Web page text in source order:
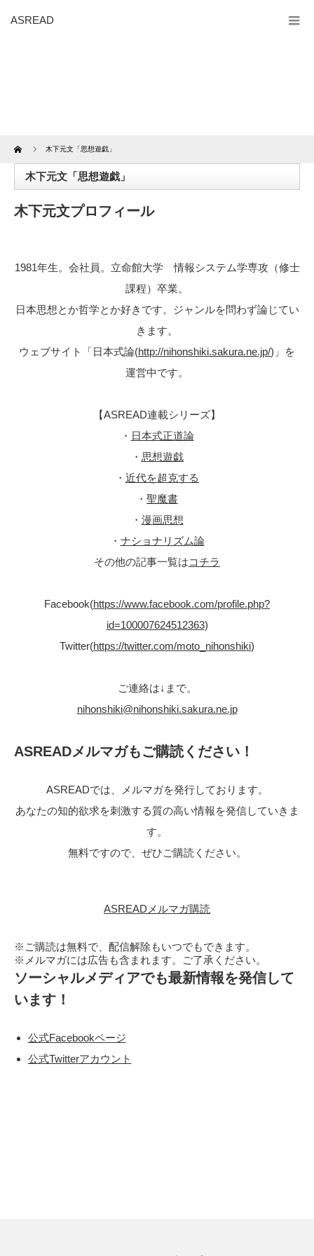
ASREAD
Home 木下元文「思想遊戯」
木下元文「思想遊戯」
木下元文プロフィール
1981年生。会社員。立命館大学 情報システム学専攻（修士
課程）卒業。
日本思想とか哲学とか好きです。ジャンルを問わず論じてい
きます。
ウェブサイト「日本式論(http://nihonshiki.sakura.ne.jp/)」を
運営中です。
【ASREAD連載シリーズ】
・ 日本式正道論
・ 思想遊戯
・ 近代を超克する
・ 聖魔書
・ 漫画思想
・ ナショナリズム論
その他の記事一覧はコチラ
Facebook(https://www.facebook.com/profile.php?
id=100007624512363)
Twitter(https://twitter.com/moto_nihonshiki)
ご連絡は↓まで。
nihonshiki@nihonshiki.sakura.ne.jp
ASREADメルマガもご購読ください！
ASREADでは、メルマガを発行しております。
あなたの知的欲求を刺激する質の高い情報を発信していきま
す。
無料ですので、ぜひご購読ください。
ASREADメルマガ購読
※ご購読は無料で、配信解除もいつでもできます。
※メルマガには広告も含まれます。ご了承ください。
ソーシャルメディアでも最新情報を発信して
います！
公式Facebookページ
公式Twitterアカウント